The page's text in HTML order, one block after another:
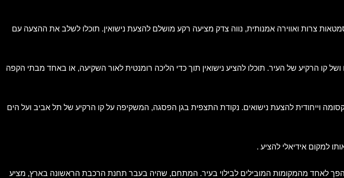
צרות ואווירה אמנותית, נווה צדק מציעה רקע מושלם להצעת נישואין. תוכלו לשלב את ההצעה עם
קו הרקיע של העיר. תוכלו להציע נישואין תוך כדי הליכה רומנטית לאור השקיעה, או באחד מבתי הקפה
וייחודית להצעת נישואים. נקודת התצפית בגן הפסגה, המשקיפה על קו הרקיע של תל אביב ועל הים
למקום אידיאלי להציע .
לאחד מהמקומות המובילים לבילוי בעיר. המתחם, שהיה בעבר תחנת הרכבת הראשונה בארץ, מציע